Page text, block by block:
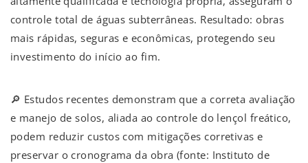
controle total de águas subterrâneas. Resultado: obras
mais rápidas, seguras e econômicas, protegendo seu
investimento do início ao fim.
🔎 Estudos recentes demonstram que a correta avaliação
e manejo de solos, aliada ao controle do lençol freático,
podem reduzir custos com mitigações corretivas e
preservar o cronograma da obra (fonte: Instituto de